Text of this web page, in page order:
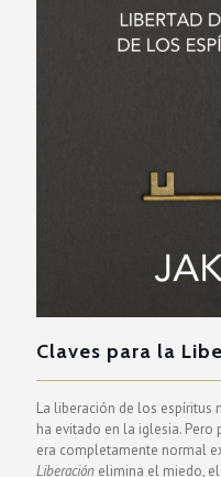
Claves para la
La liberación de los espíritus
ha evitado en la iglesia. Pero
era completamente normal
Liberación elimina el miedo,